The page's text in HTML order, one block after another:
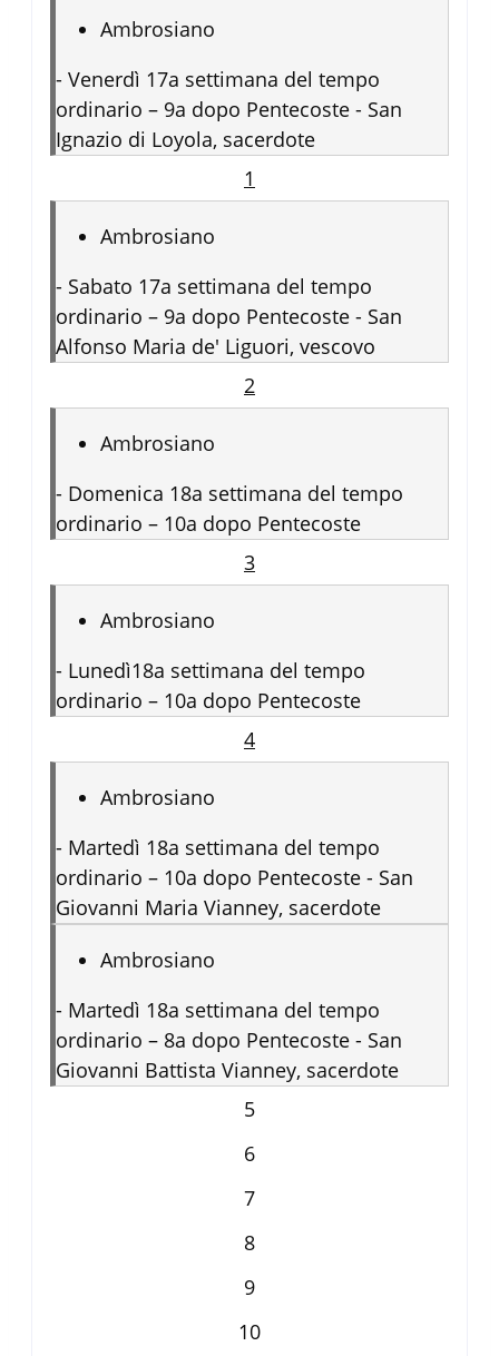
Ambrosiano
- Venerdì 17a settimana del tempo
ordinario – 9a dopo Pentecoste - San
Ignazio di Loyola, sacerdote
1
Ambrosiano
- Sabato 17a settimana del tempo
ordinario – 9a dopo Pentecoste - San
Alfonso Maria de' Liguori, vescovo
2
Ambrosiano
- Domenica 18a settimana del tempo
ordinario – 10a dopo Pentecoste
3
Ambrosiano
- Lunedì18a settimana del tempo
ordinario – 10a dopo Pentecoste
4
Ambrosiano
- Martedì 18a settimana del tempo
ordinario – 10a dopo Pentecoste - San
Giovanni Maria Vianney, sacerdote
Ambrosiano
- Martedì 18a settimana del tempo
ordinario – 8a dopo Pentecoste - San
Giovanni Battista Vianney, sacerdote
5
6
7
8
9
10